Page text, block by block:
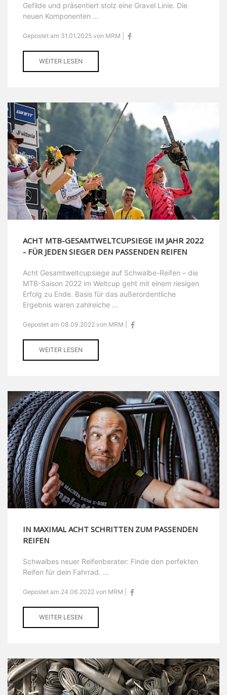
Gefilde und präsentiert stolz eine Gravel Linie. Die
neuen Komponenten ...
Gepostet am 31.01.2025 von MRM |
WEITER LESEN
ACHT MTB-GESAMTWELTCUPSIEGE IM JAHR 2022
- FÜR JEDEN SIEGER DEN PASSENDEN REIFEN
Acht Gesamtweltcupsiege auf Schwalbe-Reifen – die
MTB-Saison 2022 im Weltcup geht mit einem riesigen
Erfolg zu Ende. Basis für das außerordentliche
Ergebnis waren zahlreiche ...
Gepostet am 08.09.2022 von MRM |
WEITER LESEN
IN MAXIMAL ACHT SCHRITTEN ZUM PASSENDEN
REIFEN
Schwalbes neuer Reifenberater: Finde den perfekten
Reifen für dein Fahrrad. ...
Gepostet am 24.06.2022 von MRM |
WEITER LESEN